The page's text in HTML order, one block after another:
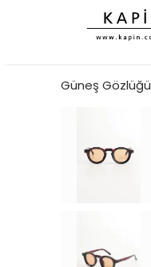
Güneş Gözlüğü